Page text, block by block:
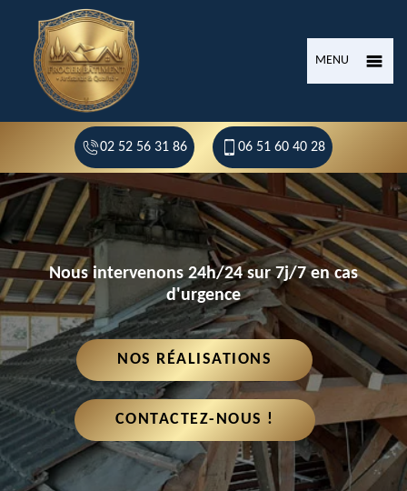
MENU
02 52 56 31 86 06 51 60 40 28
Nous intervenons 24h/24 sur 7j/7 en cas
d'urgence
NOS RÉALISATIONS
CONTACTEZ-NOUS !